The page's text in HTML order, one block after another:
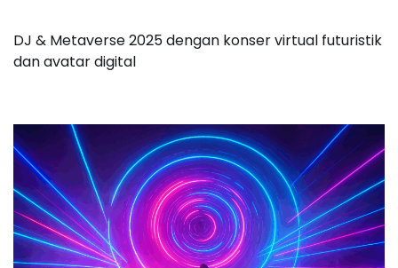
DJ & Metaverse 2025 dengan konser virtual futuristik
dan avatar digital